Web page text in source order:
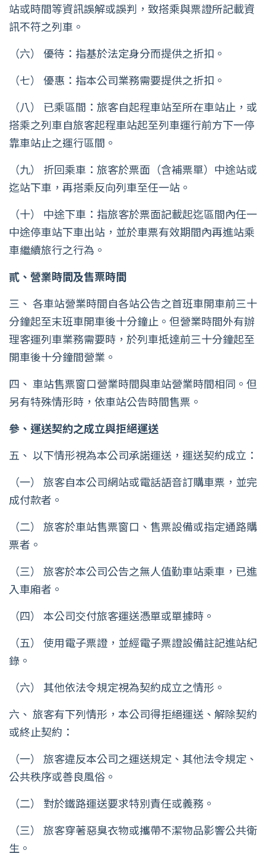
站或時間等資訊誤解或誤判，致搭乘與票證所記載資
訊不符之列車。
（六） 優待：指基於法定身分而提供之折扣。
（七） 優惠：指本公司業務需要提供之折扣。
（八） 已乘區間：旅客自起程車站至所在車站止，或
搭乘之列車自旅客起程車站起至列車運行前方下一停
靠車站止之運行區間。
（九） 折回乘車：旅客於票面（含補票單）中途站或
迄站下車，再搭乘反向列車至任一站。
（十） 中途下車：指旅客於票面記載起迄區間內任一
中途停車站下車出站，並於車票有效期間內再進站乘
車繼續旅行之行為。
貳、營業時間及售票時間
三、 各車站營業時間自各站公告之首班車開車前三十
分鐘起至末班車開車後十分鐘止。但營業時間外有辦
理客運列車業務需要時，於列車抵達前三十分鐘起至
開車後十分鐘間營業。
四、 車站售票窗口營業時間與車站營業時間相同。但
另有特殊情形時，依車站公告時間售票。
參、運送契約之成立與拒絕運送
五、 以下情形視為本公司承諾運送，運送契約成立：
（一） 旅客自本公司網站或電話語音訂購車票，並完
成付款者。
（二） 旅客於車站售票窗口、售票設備或指定通路購
票者。
（三） 旅客於本公司公告之無人值勤車站乘車，已進
入車廂者。
（四） 本公司交付旅客運送憑單或單據時。
（五） 使用電子票證，並經電子票證設備註記進站紀
錄。
（六） 其他依法令規定視為契約成立之情形。
六、 旅客有下列情形，本公司得拒絕運送、解除契約
或終止契約：
（一） 旅客違反本公司之運送規定、其他法令規定、
公共秩序或善良風俗。
（二） 對於鐵路運送要求特別責任或義務。
（三） 旅客穿著惡臭衣物或攜帶不潔物品影響公共衛
生。